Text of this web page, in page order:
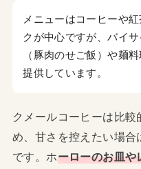
メニューはコーヒーや
クが中心ですが、バイ
（豚肉のせご飯）や麺
提供しています。
クメールコーヒーは比
め、甘さを控えたい場
です。ホーローのお皿や